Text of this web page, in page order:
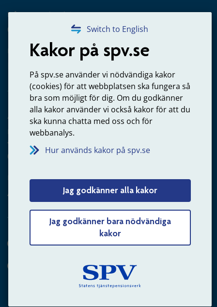
Switch to English
Kakor på spv.se
På spv.se använder vi nödvändiga kakor
(cookies) för att webbplatsen ska fungera så
bra som möjligt för dig. Om du godkänner
alla kakor använder vi också kakor för att du
ska kunna chatta med oss och för
webbanalys.
Hur används kakor på spv.se
Jag godkänner alla kakor
Jag godkänner bara nödvändiga
kakor
Frågor om utbetalning
020-65 00 65
Kontakta oss
Arbetsgivare
Frågor om administration av tjänstepension från statlig
anställning
060-18 75 03
Kontakta oss
Arbetsgivare – skicka mejl till oss
Hitta svaret på din fråga
Andra sätt att kontakta oss